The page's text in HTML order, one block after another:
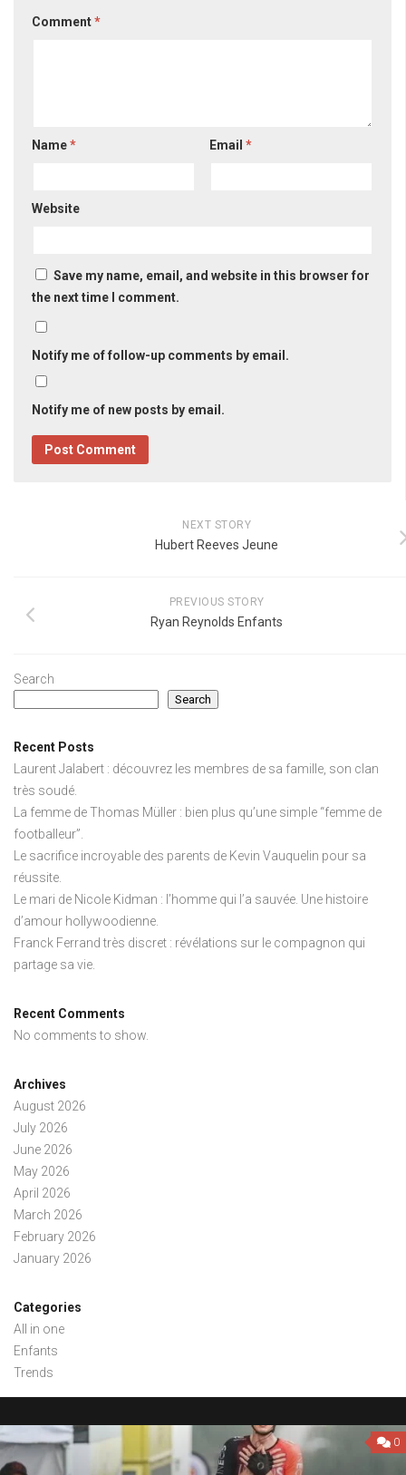
Comment*
Name* Email*
Website
Save my name, email, and website in this browser for
the next time I comment.
Notify me of follow-up comments by email.
Notify me of new posts by email.
NEXT STORY
Hubert Reeves Jeune
PREVIOUS STORY
Ryan Reynolds Enfants
Search
Search
Recent Posts
Laurent Jalabert : découvrez les membres de sa famille, son clan
très soudé.
La femme de Thomas Müller : bien plus qu’une simple “femme de
footballeur”.
Le sacrifice incroyable des parents de Kevin Vauquelin pour sa
réussite.
Le mari de Nicole Kidman : l’homme qui l’a sauvée. Une histoire
d’amour hollywoodienne.
Franck Ferrand très discret : révélations sur le compagnon qui
partage sa vie.
Recent Comments
No comments to show.
Archives
August 2026
July 2026
June 2026
May 2026
April 2026
March 2026
February 2026
January 2026
Categories
All in one
Enfants
Trends
0